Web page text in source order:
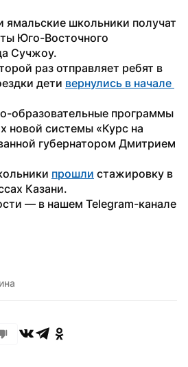
ямальские школьники получат
Юго-Восточного
Сучжоу.
раз отправляет ребят в
дети вернулись в начале
образовательные программы
новой системы «Курс на
губернатором Дмитрием
прошли стажировку в
Казани.